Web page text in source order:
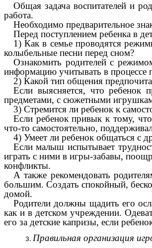
Общая задача воспитателей и
работа.
Необходимо предварительное
Перед поступлением ребенка в
1) Как в семье проводятся
колыбельные песни перед сном?
Ознакомить родителей с
информацию учитывать в процессе
2) Какой тип общения
Если выясняется, что ребенок
предметами, с сюжетными
3) Стремится ли ребенок к
Если ребенок привык к тому,
что-то самостоятельно,
4) Умеет ли ребенок общаться с
Если малыш испытывает
играть с ними в игры-забавы,
конфликты.
А также рекомендовать
большим. Создать спокойный,
домой.
Родители должны щадить его
как и в детском учреждении.
его за детские капризы, если
Правильная организация